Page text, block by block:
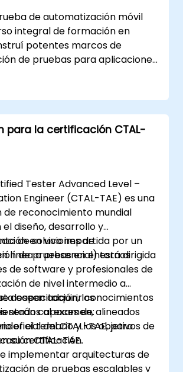
pruebas con Selenium Grid.
de automatización móvil
integral de formación en
potentes marcos de
de pruebas para aplicaciones
Appium. Adquirí experiencia
Appium, escribiendo
identificando elementos
y generando informes
las pruebas. Ideal para
QA y profesionales de las
y prueba móvil a su conjunto
Punto de partida perfecto
en Appium y el avance
el aseguramiento de calidad
para la certificación CTAL-
Tester Advanced Level –
Engineer (CTAL-TAE) es una
reconocimiento mundial
diseño, desarrollo y
de soluciones de
de pruebas en entornos
en vivo impartida por un
línea o presencial) está dirigida
de software y profesionales de
de nivel intermedio a
deseen adquirir conocimientos
al examen, alineados
oficial del CTAL-TAE, para
su certificación.
capacitación, los
serán capaces de:
el temario y los objetivos de
CTAL-TAE.
implementar arquitecturas de
de pruebas escalables y